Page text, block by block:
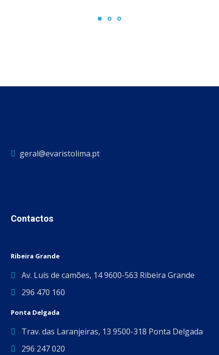
geral@evaristolima.pt
Contactos
Ribeira Grande
Av. Luís de camões, 14 9600-563 Ribeira Grande
296 470 160
Ponta Delgada
Trav. das Laranjeiras, 13 9500-318 Ponta Delgada
296 247 020